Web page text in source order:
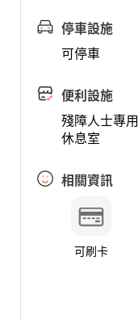
停車設施
可停車
便利設施
殘障人士專
休息室
相關資訊
可刷卡